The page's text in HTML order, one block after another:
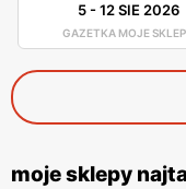
5-12 SIE 2026
GAZETKA MOJE
moje sklepy